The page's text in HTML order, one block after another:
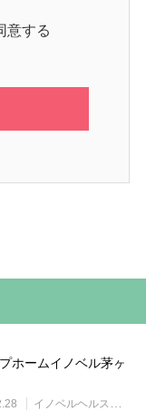
意する
ホームイノベル茅ヶ
イノベルヘルスケア事業所